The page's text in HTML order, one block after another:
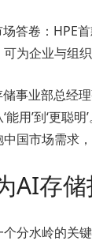
答卷：HPE
为企业与组
事业部总经
用’到‘更聪
国市场需求
AI存
分水岭的关